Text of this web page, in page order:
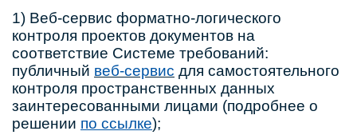
1) Веб-сервис форматно-логического
контроля проектов документов на
соответствие Системе требований:
публичный веб-сервис для самостоятельного
контроля пространственных данных
заинтересованными лицами (подробнее о
решении по ссылке);